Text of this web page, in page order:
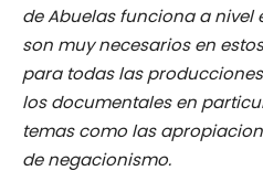
de Abuelas funciona a nivel
son muy necesarios en
para todas las
los documentales en
temas como las
de negacionismo.